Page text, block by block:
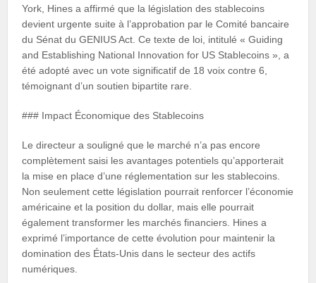
York, Hines a affirmé que la législation des stablecoins
devient urgente suite à l’approbation par le Comité bancaire
du Sénat du GENIUS Act. Ce texte de loi, intitulé « Guiding
and Establishing National Innovation for US Stablecoins », a
été adopté avec un vote significatif de 18 voix contre 6,
témoignant d’un soutien bipartite rare.
### Impact Économique des Stablecoins
Le directeur a souligné que le marché n’a pas encore
complètement saisi les avantages potentiels qu’apporterait
la mise en place d’une réglementation sur les stablecoins.
Non seulement cette législation pourrait renforcer l’économie
américaine et la position du dollar, mais elle pourrait
également transformer les marchés financiers. Hines a
exprimé l’importance de cette évolution pour maintenir la
domination des États-Unis dans le secteur des actifs
numériques.